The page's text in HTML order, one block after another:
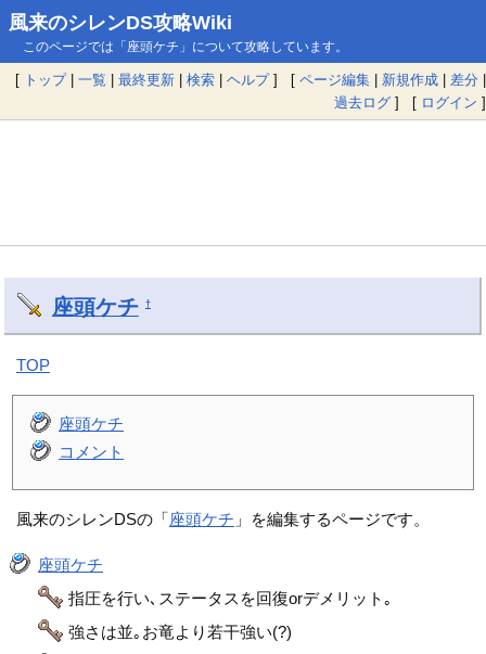
風来のシレンDS攻略Wiki
このページでは「座頭ケチ」について攻略しています。
[ トップ| 一覧 | 最終更新 | 検索 | ヘルプ] [ ページ編集 | 新規作成 | 差分 |
過去ログ ] [ ログイン ]
座頭ケチ †
TOP
座頭ケチ
コメント
風来のシレンDSの「座頭ケチ 」を編集するページです。
座頭ケチ
指圧を行い､ステータスを回復orデメリット｡
強さは並｡お竜より若干強い(?)